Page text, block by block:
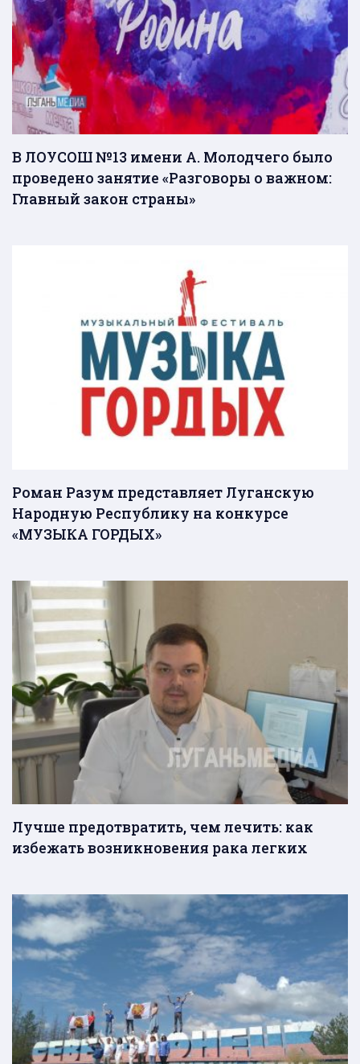
В ЛОУСОШ №13 имени А. Молодчего было
проведено занятие «Разговоры о важном:
Главный закон страны»
Роман Разум представляет Луганскую
Народную Республику на конкурсе
«МУЗЫКА ГОРДЫХ»
Лучше предотвратить, чем лечить: как
избежать возникновения рака легких